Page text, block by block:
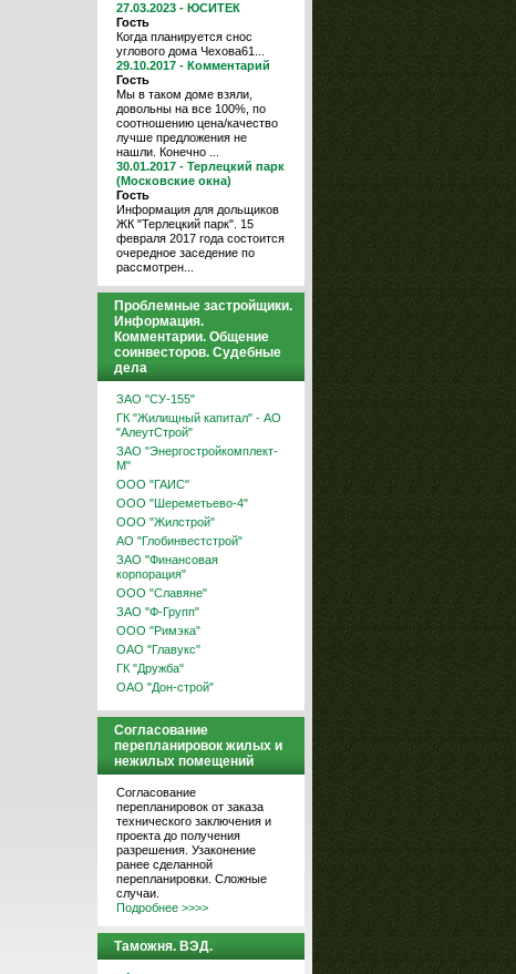
27.03.2023 - ЮСИТЕК
Гость
Когда планируется снос
углового дома Чехова61...
29.10.2017 - Комментарий
Гость
Мы в таком доме взяли,
довольны на все 100%, по
соотношению цена/качество
лучше предложения не
нашли. Конечно ...
30.01.2017 - Терлецкий парк
(Московские окна)
Гость
Информация для дольщиков
ЖК "Терлецкий парк". 15
февраля 2017 года состоится
очередное заседение по
рассмотрен...
Проблемные застройщики.
Информация.
Комментарии. Общение
соинвесторов. Судебные
дела
ЗАО "СУ-155"
ГК "Жилищный капитал" - АО
"АлеутСтрой"
ЗАО "Энергостройкомплект-
М"
ООО "ГАИС"
ООО "Шереметьево-4"
ООО "Жилстрой"
АО "Глобинвестстрой"
ЗАО "Финансовая
корпорация"
ООО "Славяне"
ЗАО "Ф-Групп"
ООО "Римэка"
ОАО "Главукс"
ГК "Дружба"
ОАО "Дон-строй"
Согласование
перепланировок жилых и
нежилых помещений
Согласование
перепланировок от заказа
технического заключения и
проекта до получения
разрешения. Узаконение
ранее сделанной
перепланировки. Сложные
случаи.
Подробнее >>>>
Таможня. ВЭД.